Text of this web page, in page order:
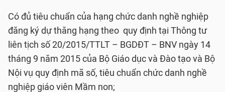
Có đủ tiêu chuẩn của hạng chức danh nghề nghiệp
đăng ký dự thăng hạng theo quy định tại Thông tư
liên tịch số 20/2015/TTLT – BGDĐT – BNV ngày 14
tháng 9 năm 2015 của Bộ Giáo dục và Đào tạo và Bộ
Nội vụ quy định mã số, tiêu chuẩn chức danh nghề
nghiệp giáo viên Mầm non;